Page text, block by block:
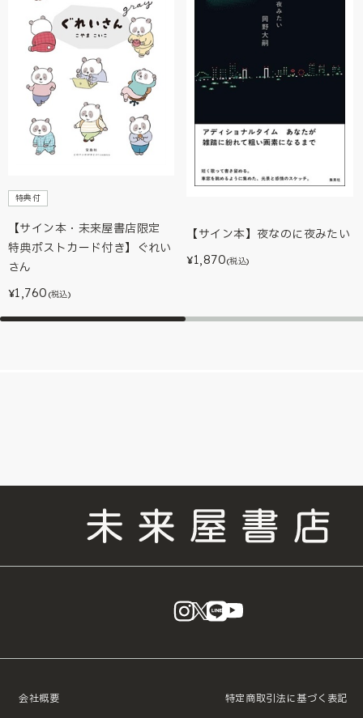
特典付
【サイン本・未来屋書店限定
特典ポストカード付き】ぐれい
さん
¥1,760 (税込)
【サイン本】夜なのに夜みたい
¥1,870(税込)
instagram
X LINE
会社概要 特定商取引法に基づく表記